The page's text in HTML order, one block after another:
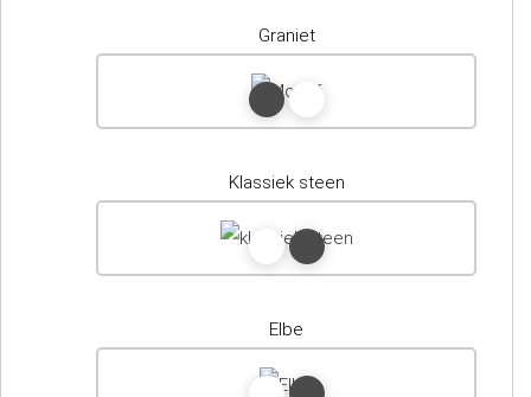
Graniet
Klassiek steen
Elbe